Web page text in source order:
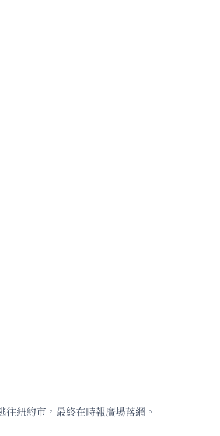
紐約市，最終在時報廣場落網。